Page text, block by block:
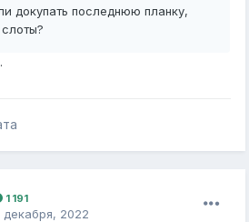
докупать последнюю планку,
1 191
декабря, 2022